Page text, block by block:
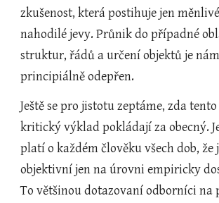
zkušenost, která postihuje jen
nahodilé jevy. Průnik do případné
struktur, řádů a určení objektů je
principiálně odepřen.
Ještě se pro jistotu zeptáme, zda
kritický výklad pokládají za obecný.
platí o každém člověku všech dob, že
objektivní jen na úrovni empiricky
To většinou dotazovaní odborníci na